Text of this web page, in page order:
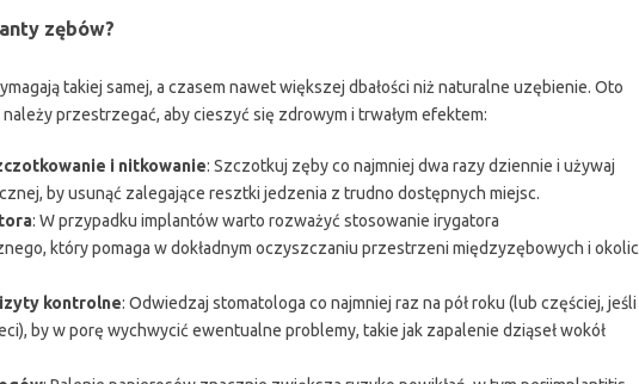
zębów?
takiej samej, a czasem nawet większej dbałości niż naturalne uzębienie. Oto
przestrzegać, aby cieszyć się zdrowym i trwałym efektem:
i nitkowanie: Szczotkuj zęby co najmniej dwa razy dziennie i używaj
by usunąć zalegające resztki jedzenia z trudno dostępnych miejsc.
: W przypadku implantów warto rozważyć stosowanie irygatora
który pomaga w dokładnym oczyszczaniu przestrzeni międzyzębowych i okolic
kontrolne: Odwiedzaj stomatologa co najmniej raz na pół roku (lub częściej, jeśli
by w porę wychwycić ewentualne problemy, takie jak zapalenie dziąseł wokół